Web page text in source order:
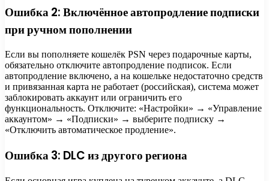
Ошибка 2: Включённое автопродление подписки
при ручном пополнении
Если вы пополняете кошелёк PSN через подарочные карты,
обязательно отключите автопродление подписок. Если
автопродление включено, а на кошельке недостаточно средств
и привязанная карта не работает (российская), система может
заблокировать аккаунт или ограничить его
функциональность. Отключите: «Настройки» → «Управление
аккаунтом» → «Подписки» → выберите подписку →
«Отключить автоматическое продление».
Ошибка 3: DLC из другого региона